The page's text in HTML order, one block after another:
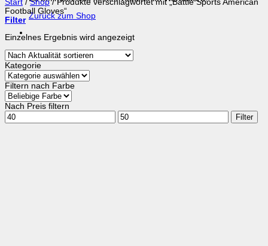
Zurück zum Shop
Start / Shop /Produkte verschlagwortet mit „Battle Sports American
Football Gloves“
Filter
Einzelnes Ergebnis wird angezeigt
Kategorie
Filtern nach Farbe
Nach Preis filtern
Min.
Preis
Max.
Preis
Filter